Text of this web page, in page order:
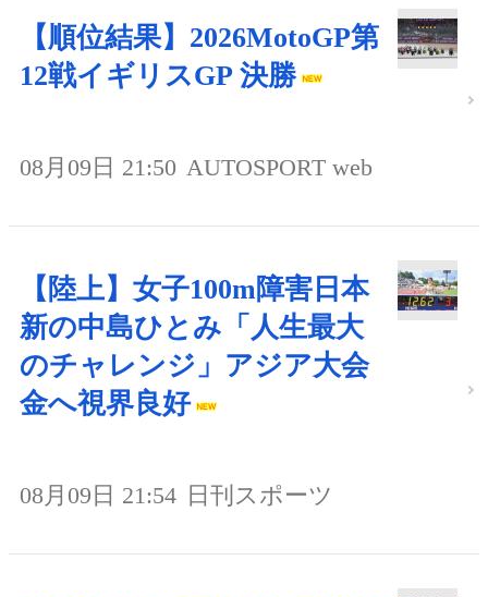
【順位結果】2026MotoGP第
12戦イギリスGP 決勝
08月09日 21:50 AUTOSPORT web
【陸上】女子100m障害日本
新の中島ひとみ「人生最大
のチャレンジ」アジア大会
金へ視界良好
08月09日 21:54 日刊スポーツ